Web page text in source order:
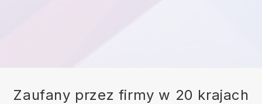
Zaufany przez firmy w 20 krajach